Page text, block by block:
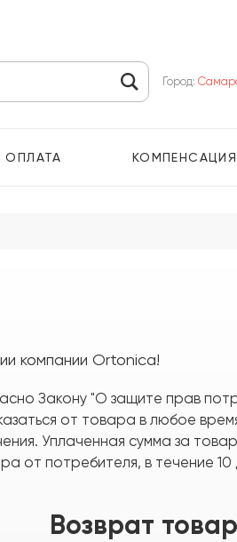
Город:
ОПЛАТА КОМПЕНСАЦИЯ
компании Ortonica!
Закону "О защите прав
от товара в любое
Уплаченная сумма за
от потребителя, в течение
Возврат